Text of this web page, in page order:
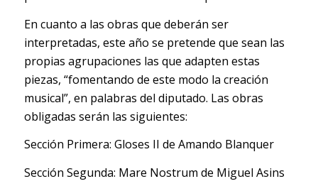
En cuanto a las obras que deberán ser
interpretadas, este año se pretende que sean las
propias agrupaciones las que adapten estas
piezas, “fomentando de este modo la creación
musical”, en palabras del diputado. Las obras
obligadas serán las siguientes:
Sección Primera: Gloses II de Amando Blanquer
Sección Segunda: Mare Nostrum de Miguel Asins